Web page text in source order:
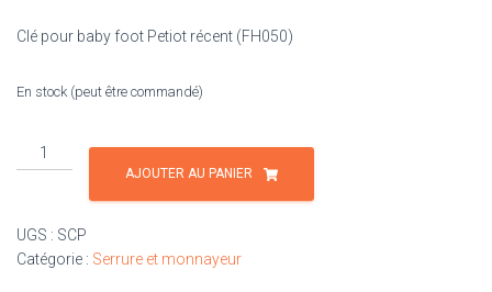
Clé pour baby foot Petiot récent (FH050)
En stock (peut être commandé)
quantité
de
foot
Petiot
AJOUTER AU PANIER
UGS : SCP
Catégorie : Serrure et monnayeur